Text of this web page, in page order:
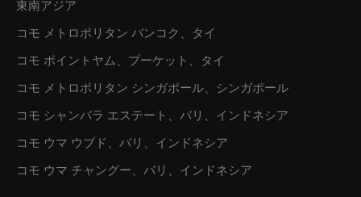
東南アジア
コモ メトロポリタン バンコク、タイ
コモ ポイントヤム、プーケット、タイ
コモ メトロポリタン シンガポール、シンガポール
コモ シャンバラ エステート、バリ、インドネシア
コモ ウマ ウブド、バリ、インドネシア
コモ ウマ チャングー、バリ、インドネシア